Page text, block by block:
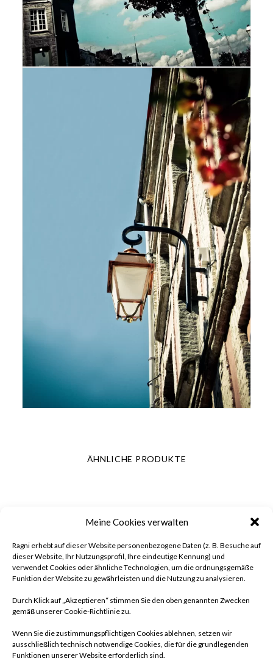
Meine Cookies verwalten
Ragni erhebt auf dieser Website personenbezogene Daten (z. B. Besuche auf
dieser Website, Ihr Nutzungsprofil, Ihre eindeutige Kennung) und
verwendet Cookies oder ähnliche Technologien, um die ordnungsgemäße
Funktion der Website zu gewährleisten und die Nutzung zu analysieren.
Durch Klick auf „Akzeptieren“ stimmen Sie den oben genannten Zwecken
gemäß unserer Cookie-Richtlinie zu.
Wenn Sie die zustimmungspflichtigen Cookies ablehnen, setzen wir
ausschließlich technisch notwendige Cookies, die für die grundlegenden
Funktionen unserer Website erforderlich sind.
ÄHNLICHE PRODUKTE